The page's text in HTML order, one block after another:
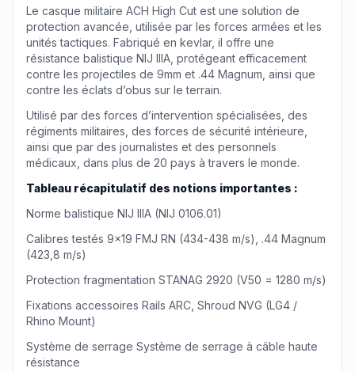
Le casque militaire ACH High Cut est une solution de
protection avancée, utilisée par les forces armées et les
unités tactiques. Fabriqué en kevlar, il offre une
résistance balistique NIJ IIIA, protégeant efficacement
contre les projectiles de 9mm et .44 Magnum, ainsi que
contre les éclats d’obus sur le terrain.
Utilisé par des forces d’intervention spécialisées, des
régiments militaires, des forces de sécurité intérieure,
ainsi que par des journalistes et des personnels
médicaux, dans plus de 20 pays à travers le monde.
Tableau récapitulatif des notions importantes :
Norme balistique NIJ IIIA (NIJ 0106.01)
Calibres testés 9x19 FMJ RN (434-438 m/s), .44 Magnum
(423,8 m/s)
Protection fragmentation STANAG 2920 (V50 = 1280 m/s)
Fixations accessoires Rails ARC, Shroud NVG (LG4 /
Rhino Mount)
Système de serrage Système de serrage à câble haute
résistance